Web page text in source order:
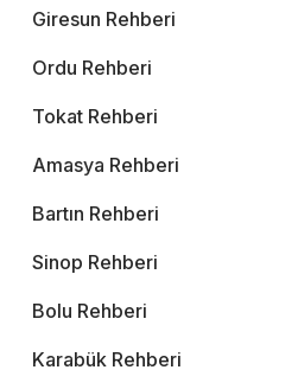
Giresun Rehberi
Ordu Rehberi
Tokat Rehberi
Amasya Rehberi
Bartın Rehberi
Sinop Rehberi
Bolu Rehberi
Karabük Rehberi